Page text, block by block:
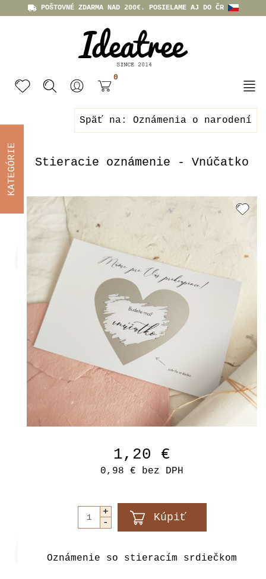
POŠTOVNÉ ZDARMA NAD 200€. POSIELAME AJ DO ČR
0
Späť na: Oznámenia o narodení
Stieracie oznámenie - Vnúčatko
1,20 €
0,98 € bez DPH
Oznámenie so stieracím srdiečkom
KATEGÓRIE